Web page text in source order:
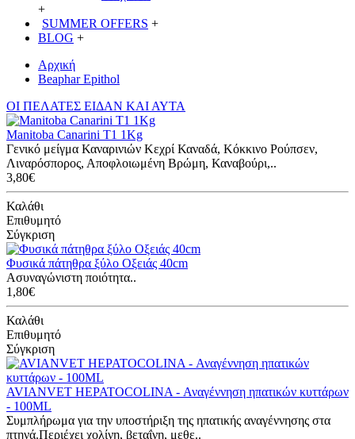
+
SUMMER OFFERS +
BLOG +
Αρχική
Beaphar Epithol
ΟΙ ΠΕΛΑΤΕΣ ΕΙΔΑΝ ΚΑΙ ΑΥΤΑ
Manitoba Canarini T1 1Kg
Γενικό μείγμα Καναρινιών Κεχρί Καναδά, Κόκκινο Ρούπσεν,
Λιναρόσπορος, Αποφλοιωμένη Βρώμη, Καναβούρι,..
3,80€
Καλάθι
Επιθυμητό
Σύγκριση
Φυσικά πάτηθρα ξύλο Οξειάς 40cm
Ασυναγώνιστη ποιότητα..
1,80€
Καλάθι
Επιθυμητό
Σύγκριση
AVIANVET HEPATOCOLINA - Αναγέννηση ηπατικών κυττάρων
- 100ML
Συμπλήρωμα για την υποστήριξη της ηπατικής αναγέννησης στα
πτηνά.Περιέχει χολίνη, βεταΐνη, μεθε..